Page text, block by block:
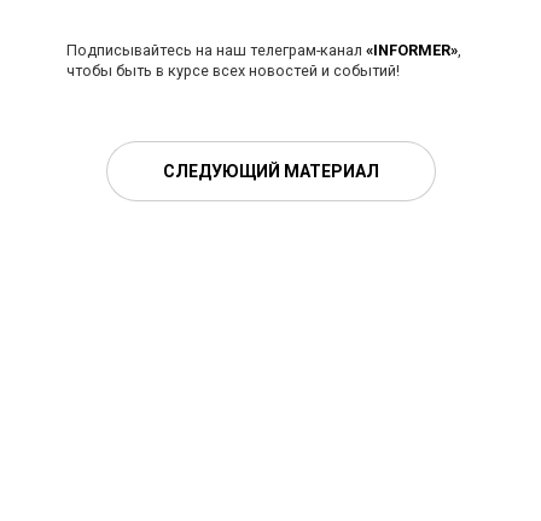
Подписывайтесь на наш телеграм-канал «INFORMER»,
чтобы быть в курсе всех новостей и событий!
СЛЕДУЮЩИЙ МАТЕРИАЛ